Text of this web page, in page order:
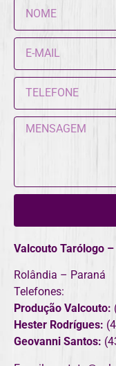
Valcouto Tarólogo –
Rolândia – Paraná
Telefones:
Produção Valcouto:
Hester Rodrígues:
Geovanni Santos: